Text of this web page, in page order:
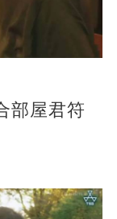
部屋君符